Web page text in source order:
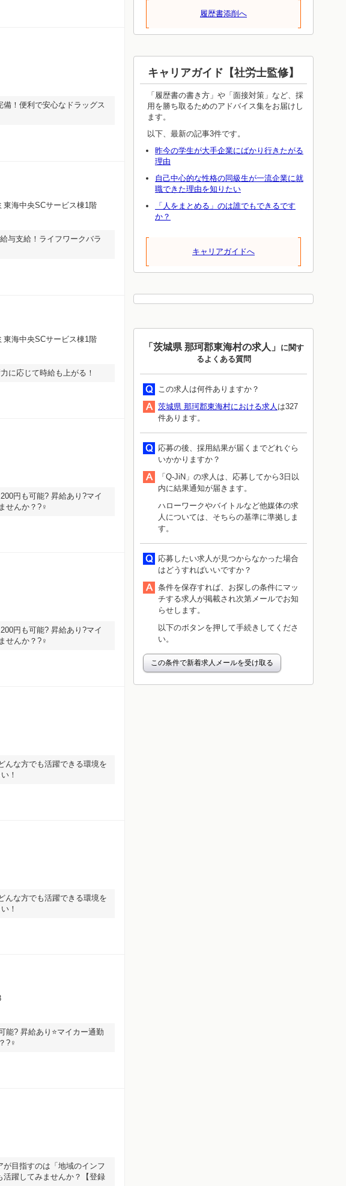
！便利で安心なドラッグス
東海中央SCサービス棟1階
与支給！ライフワークバラ
東海中央SCサービス棟1階
に応じて時給も上がる！
円も可能? 昇給あり?マイ
せんか？?‍♀️
円も可能? 昇給あり?マイ
せんか？?‍♀️
んな方でも活躍できる環境を
！
んな方でも活躍できる環境を
！
能? 昇給あり⭐️マイカー通勤
?‍♀️
目指すのは「地域のインフ
躍してみませんか？【登録
履歴書添削へ
キャリアガイド【社労士監修】
「履歴書の書き方」や「面接対策」など、採
用を勝ち取るためのアドバイス集をお届けし
ます。
以下、最新の記事3件です。
昨今の学生が大手企業にばかり行きたがる
理由
自己中心的な性格の同級生が一流企業に就
職できた理由を知りたい
「人をまとめる」のは誰でもできるです
か？
キャリアガイドへ
「茨城県 那珂郡東海村の求人」
に関す
るよくある質問
この求人は何件ありますか？
茨城県 那珂郡東海村における求人 は327
件あります。
応募の後、採用結果が届くまでどれぐら
いかかりますか？
「Q-JiN」の求人は、応募してから3日以
内に結果通知が届きます。
ハローワークやバイトルなど他媒体の求
人については、そちらの基準に準拠しま
す。
応募したい求人が見つからなかった場合
はどうすればいいですか？
条件を保存すれば、お探しの条件にマッ
チする求人が掲載され次第メールでお知
らせします。
以下のボタンを押して手続きしてくださ
い。
この条件で新着求人メールを受け取る